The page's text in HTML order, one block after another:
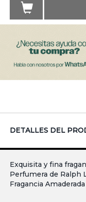
DETALLES DEL
Exquisita y fina
Perfumera de Ralph
Fragancia